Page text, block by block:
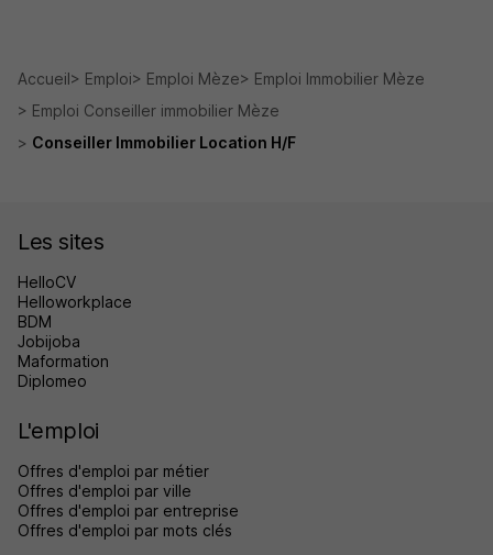
Accueil Emploi Emploi Mèze
Emploi Immobilier Mèze
Emploi Conseiller immobilier Mèze
Conseiller Immobilier Location H/F
Les sites
HelloCV
Helloworkplace
BDM
Jobijoba
Maformation
Diplomeo
L'emploi
Offres d'emploi par métier
Offres d'emploi par ville
Offres d'emploi par entreprise
Offres d'emploi par mots clés